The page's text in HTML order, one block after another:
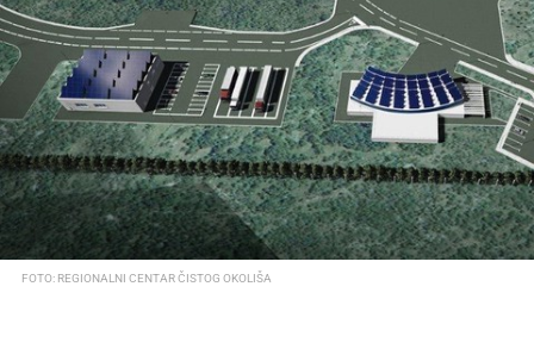
FOTO: REGIONALNI CENTAR ČISTOG OKOLIŠA